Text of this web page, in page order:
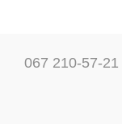
067 210-57-21